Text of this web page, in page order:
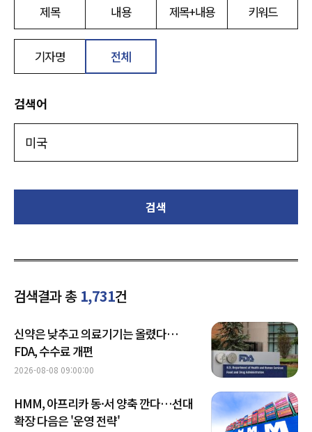
제목 내용 제목+내용 키워드
기자명 전체
검색어
검색
검색결과 총 1,731건
신약은 낮추고 의료기기는 올렸다…
FDA, 수수료 개편
2026-08-08 09:00:00
HMM, 아프리카 동·서 양축 깐다…선대
확장 다음은 '운영 전략'